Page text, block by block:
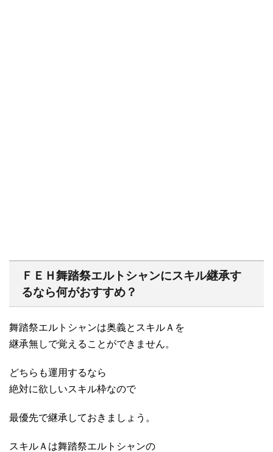
ＦＥＨ舞踏祭エルトシャンにスキル継承す
るなら何がおすすめ？
舞踏祭エルトシャンは奥義とスキルＡを
継承無しで覚えることができません。
どちらも運用するなら
絶対に欲しいスキル枠なので
最優先で継承しておきましょう。
スキルＡは舞踏祭エルトシャンの